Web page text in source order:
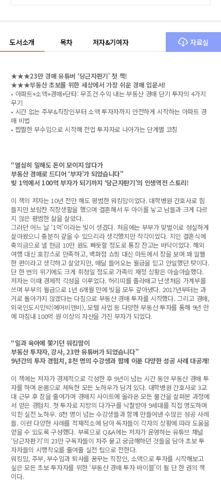
도서소개 목차 저자&기여자 자료실
★★★23만 경매 유튜버 ‘당근자판기’ 첫 책!
★★★부동산 초보를 위한 세상에서 가장 쉬운 경매 입문서!
• 아파트+소액+경매+단타: 무조건 수익 내는 부동산 경매 단기 투자의 4가지
무기
• 시간 없는 주부&직장인부터 소액 투자자까지 안전하게 시작하는 아파트 경
매 비법
• 짭짤한 부수입으로 시작해 전업 투자자로 나아가는 단계별 코칭
“열심히 일해도 돈이 모이지 않다가
부동산 경매로 드디어 ‘부자’가 되었습니다”
빚 1억에서 100억 부자가 되기까지 ‘당근자판기’의 인생역전 스토리!
이 책의 저자는 10년 전만 해도 평범한 워킹맘이었다. 대학병원 간호사로 힘
들지만 보람찬 직장생활을 했으며 결혼해서 두 아이를 낳고 남들과 크게 다르
지 않은 평범한 삶을 살았다.
그러던 어느 날 ‘1억’이라는 빚이 생겼다. 처음에는 부부가 맞벌이로 성실하게
살아왔으니 충분히 갚을 수 있으리라 생각했지만 착각이었다. 지인 결혼식에
축의금으로 낼 현금 10만 원도 빠듯할 정도로 통장 잔고는 바닥이었다. 해외
여행 대신 호캉스로 만족하고, 백화점 쇼핑 대신 마트에서 장을 보며 꽤 알뜰
한 편이라고 생각하고 살았지만, 매달 들어오는 월급을 믿고 안일했던 탓이다.
단 한 번의 위기에도 크게 휘청일 정도로 가족의 재정 상황은 아슬아슬했다.
저자는 이때 경제적 각성을 이루었다. 허리띠를 졸라매고 난생처음 가계부를
쓰며 부부의 월급으로 1년 6개월 만에 빚을 모두 갚아냈다. 2017년부터는 과
거로 돌아가지 않겠다는 다짐으로 부동산 경매 투자를 시작했다. 그리고 경매,
외국인도시민박(에어비앤비), 모텔 사업 등 다양한 부동산 투자를 통해 9년 만
에 마침내 100억 원 이상의 자산을 가진 부자가 되었다.
“일과 육아에 쫓기던 워킹맘이
부동산 투자자, 강사, 23만 유튜버가 되었습니다”
9년간의 투자 경험치, 8천 명의 수강생과 함께 이룬 다양한 성공 사례 대공개!
이 책에는 저자가 경제적으로 각성한 후 9년이 넘는 시간 동안 부동산 경매 투
자를 하며 온몸으로 체득한 모든 노하우가 담겨 있다. 대학병원 간호사로 3교
대 근무 후 잠을 줄여가며 경매지 사이트에 올라온 모든 물건을 살펴본 과정에
서 얻은 경험치. 첫 투자로 지방의 다가구를 낙찰받아 9세대를 직접 명도하며
익힌 실전 노하우. 8천 명이 넘는 수강생들과 함께 만들어낸 수많은 성공 사례
들. 이런 다양한 사례를 적재적소에 담아 독자들이 각자의 상황에 따라 도움을
얻을 수 있도록 구성했다. 부록으로 Q&A에는 저자가 운영하는 유튜브 채널
‘당근자판기’의 23만 구독자들이 자주 묻고 궁금해하던 것들을 담아 초보 투
자자들의 시행착오를 줄여줄 실전 팁으로 전한다.
워킹맘, 주부, 부수입과 퇴사를 꿈꾸는 직장인, 소액으로 투자를 시작해보고
싶은 모든 초보 투자자를 위한 ‘부동산 경매 투자 바이블’이 될 단 한 권의 책
이다.